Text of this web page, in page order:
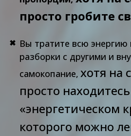
просто гробите
Вы тратите всю
разборки с другими и
самокопание, хотя на
просто
«энергетическом
которого можно